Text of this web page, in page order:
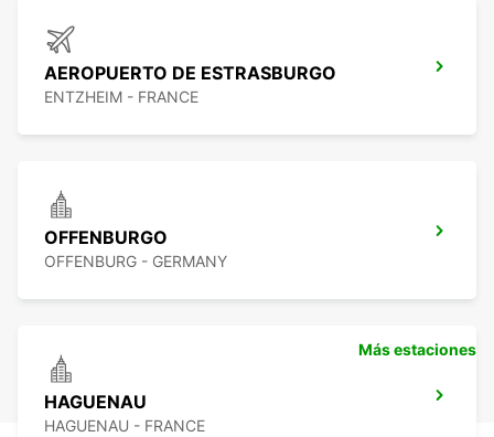
AEROPUERTO DE ESTRASBURGO
ENTZHEIM - FRANCE
OFFENBURGO
OFFENBURG - GERMANY
HAGUENAU
HAGUENAU - FRANCE
Más estaciones